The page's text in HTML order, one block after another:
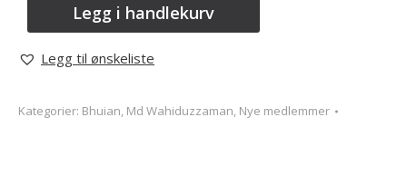
Legg i handlekurv
Legg til ønskeliste
Kategorier: Bhuian, Md Wahiduzzaman, Nye medlemmer